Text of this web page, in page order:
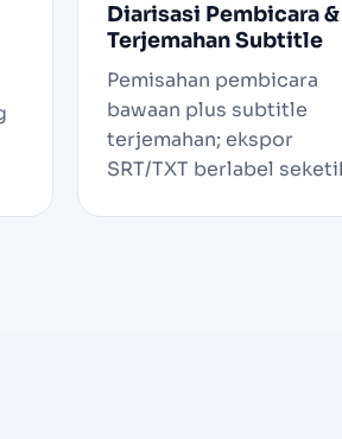
Diarisasi Pembicara &
Terjemahan Subtitle
Pemisahan pembicara
bawaan plus subtitle
terjemahan; ekspor
SRT/TXT berlabel